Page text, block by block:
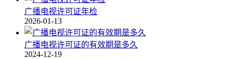
广播电视许可证年检
2026-01-13
广播电视许可证的有效期是多久
2024-12-19